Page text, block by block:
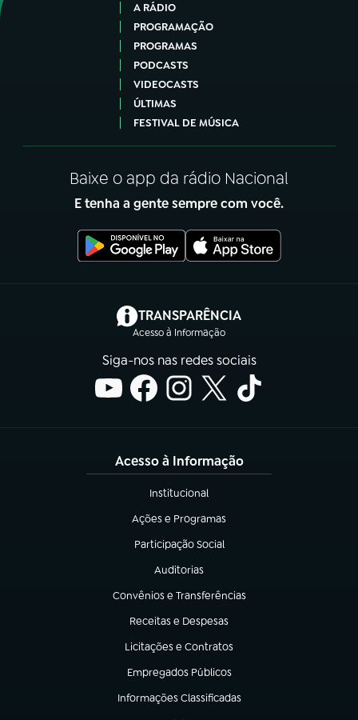
A RÁDIO
PROGRAMAÇÃO
PROGRAMAS
PODCASTS
VIDEOCASTS
ÚLTIMAS
FESTIVAL DE MÚSICA
Baixe o app da rádio Nacional
E tenha a gente sempre com você.
TRANSPARÊNCIA
Acesso à Informação
(abre em nova aba)
Siga-nos nas redes sociais
Acesso à Informação
Institucional
(abre em nova aba)
Ações e Programas
(abre em nova aba)
Participação Social
(abre em nova aba)
Auditorias
(abre em nova aba)
Convênios e Transferências
(abre em nova aba)
Receitas e Despesas
(abre em nova aba)
Licitações e Contratos
(abre em nova aba)
Empregados Públicos
(abre em nova aba)
Informações Classificadas
(abre em nova aba)